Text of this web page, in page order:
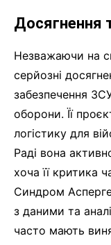
Досягнення
Незважаючи на
серйозні
забезпечення
оборони. Її
логістику для
Раді вона
хоча її критика
Синдром
з даними та
часто мають